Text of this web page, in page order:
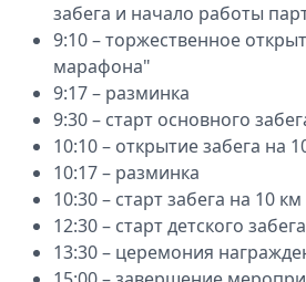
забега и начало работы
9:10 – торжественное
марафона"
9:17 – разминка
9:30 – старт основного
10:10 – открытие забега на
10:17 – разминка
10:30 – старт забега на 10 км
12:30 – старт детского
13:30 – церемония